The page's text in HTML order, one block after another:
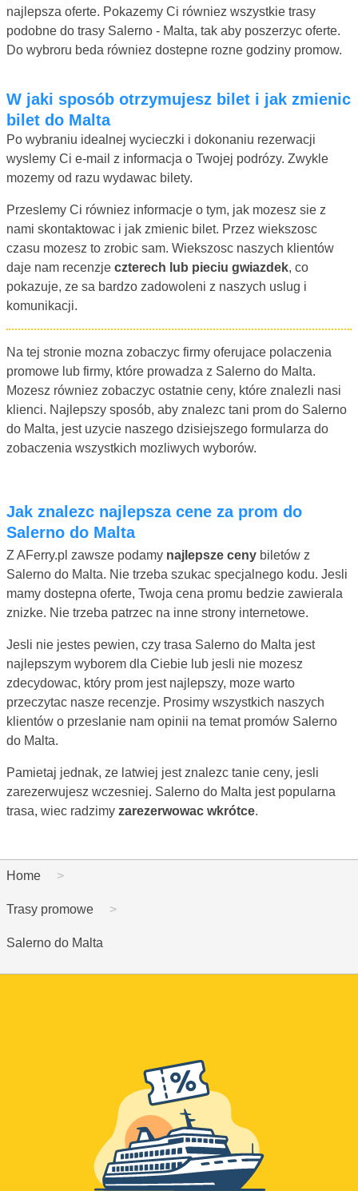
najlepsza oferte. Pokazemy Ci równiez wszystkie trasy
podobne do trasy Salerno - Malta, tak aby poszerzyc oferte.
Do wybroru beda równiez dostepne rozne godziny promow.
W jaki sposób otrzymujesz bilet i jak zmienic
bilet do Malta
Po wybraniu idealnej wycieczki i dokonaniu rezerwacji
wyslemy Ci e-mail z informacja o Twojej podrózy. Zwykle
mozemy od razu wydawac bilety.
Przeslemy Ci równiez informacje o tym, jak mozesz sie z
nami skontaktowac i jak zmienic bilet. Przez wiekszosc
czasu mozesz to zrobic sam. Wiekszosc naszych klientów
daje nam recenzje czterech lub pieciu gwiazdek, co
pokazuje, ze sa bardzo zadowoleni z naszych uslug i
komunikacji.
Na tej stronie mozna zobaczyc firmy oferujace polaczenia
promowe lub firmy, które prowadza z Salerno do Malta.
Mozesz równiez zobaczyc ostatnie ceny, które znalezli nasi
klienci. Najlepszy sposób, aby znalezc tani prom do Salerno
do Malta, jest uzycie naszego dzisiejszego formularza do
zobaczenia wszystkich mozliwych wyborów.
Jak znalezc najlepsza cene za prom do
Salerno do Malta
Z AFerry.pl zawsze podamy najlepsze ceny biletów z
Salerno do Malta. Nie trzeba szukac specjalnego kodu. Jesli
mamy dostepna oferte, Twoja cena promu bedzie zawierala
znizke. Nie trzeba patrzec na inne strony internetowe.
Jesli nie jestes pewien, czy trasa Salerno do Malta jest
najlepszym wyborem dla Ciebie lub jesli nie mozesz
zdecydowac, który prom jest najlepszy, moze warto
przeczytac nasze recenzje. Prosimy wszystkich naszych
klientów o przeslanie nam opinii na temat promów Salerno
do Malta.
Pamietaj jednak, ze latwiej jest znalezc tanie ceny, jesli
zarezerwujesz wczesniej. Salerno do Malta jest popularna
trasa, wiec radzimy zarezerwowac wkrótce.
Home
Trasy promowe
Salerno do Malta